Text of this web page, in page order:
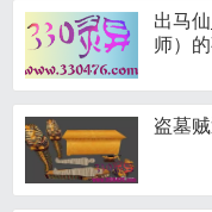
出马
师）
盗墓